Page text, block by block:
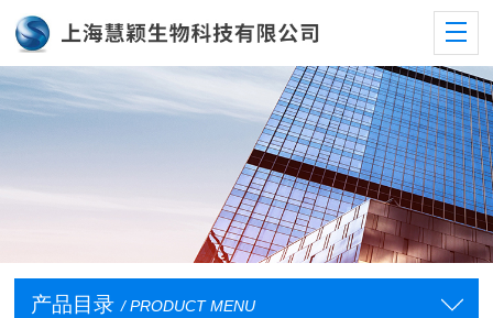
产品目录 / PRODUCT MENU